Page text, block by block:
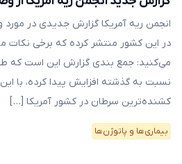
انجمن ریه آمریکا گزارش جدیدی در
در این کشور منتشر کرده که برخی نکات
می‌کنید: جمع بندی گزارش این است که
نسبت به گذشته افزایش پیدا کرده، با
کشنده‌ترین سرطان در کشور آمریکا […]
بیماری‌ها و پاتوژن‌ها